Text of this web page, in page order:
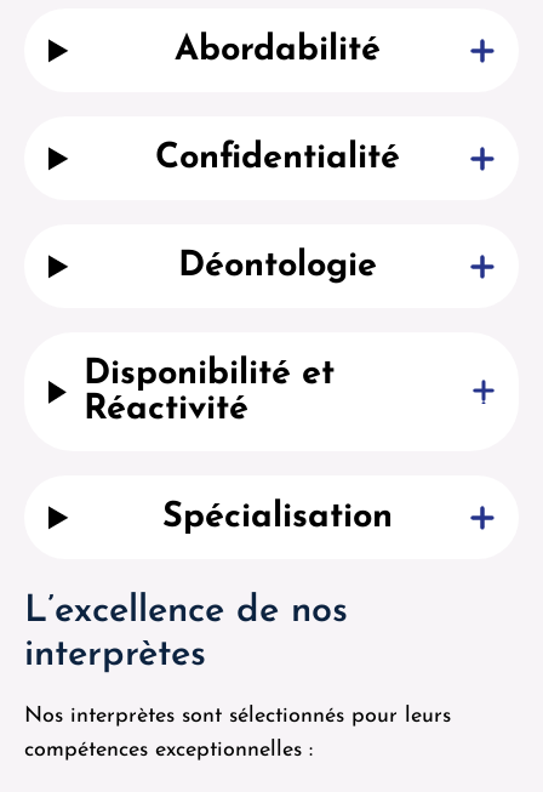
Abordabilité
Confidentialité
Déontologie
Disponibilité et
Réactivité
Spécialisation
L’excellence de nos
interprètes
Nos interprètes sont sélectionnés pour leurs
compétences exceptionnelles :